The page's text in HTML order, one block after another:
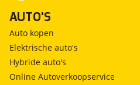
AUTO'S
Auto kopen
Elektrische auto's
Hybride auto's
Online Autoverkoopservice